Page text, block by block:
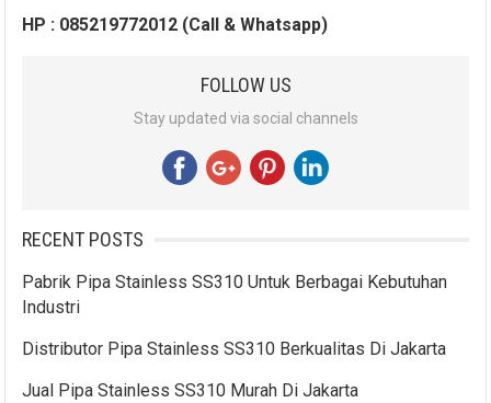
HP : 085219772012 (Call & Whatsapp)
FOLLOW US
Stay updated via social channels
RECENT POSTS
Pabrik Pipa Stainless SS310 Untuk Berbagai Kebutuhan
Industri
Distributor Pipa Stainless SS310 Berkualitas Di Jakarta
Jual Pipa Stainless SS310 Murah Di Jakarta